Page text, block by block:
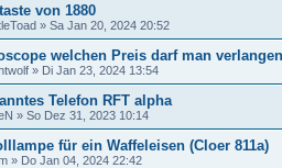
von 1880
» Sa Jan 20, 2024 20:52
welchen Preis darf man
» Di Jan 23, 2024 13:54
Telefon RFT alpha
» So Dez 31, 2023 10:14
für ein Waffeleisen (Cloer 811a)
» Do Jan 04, 2024 22:42